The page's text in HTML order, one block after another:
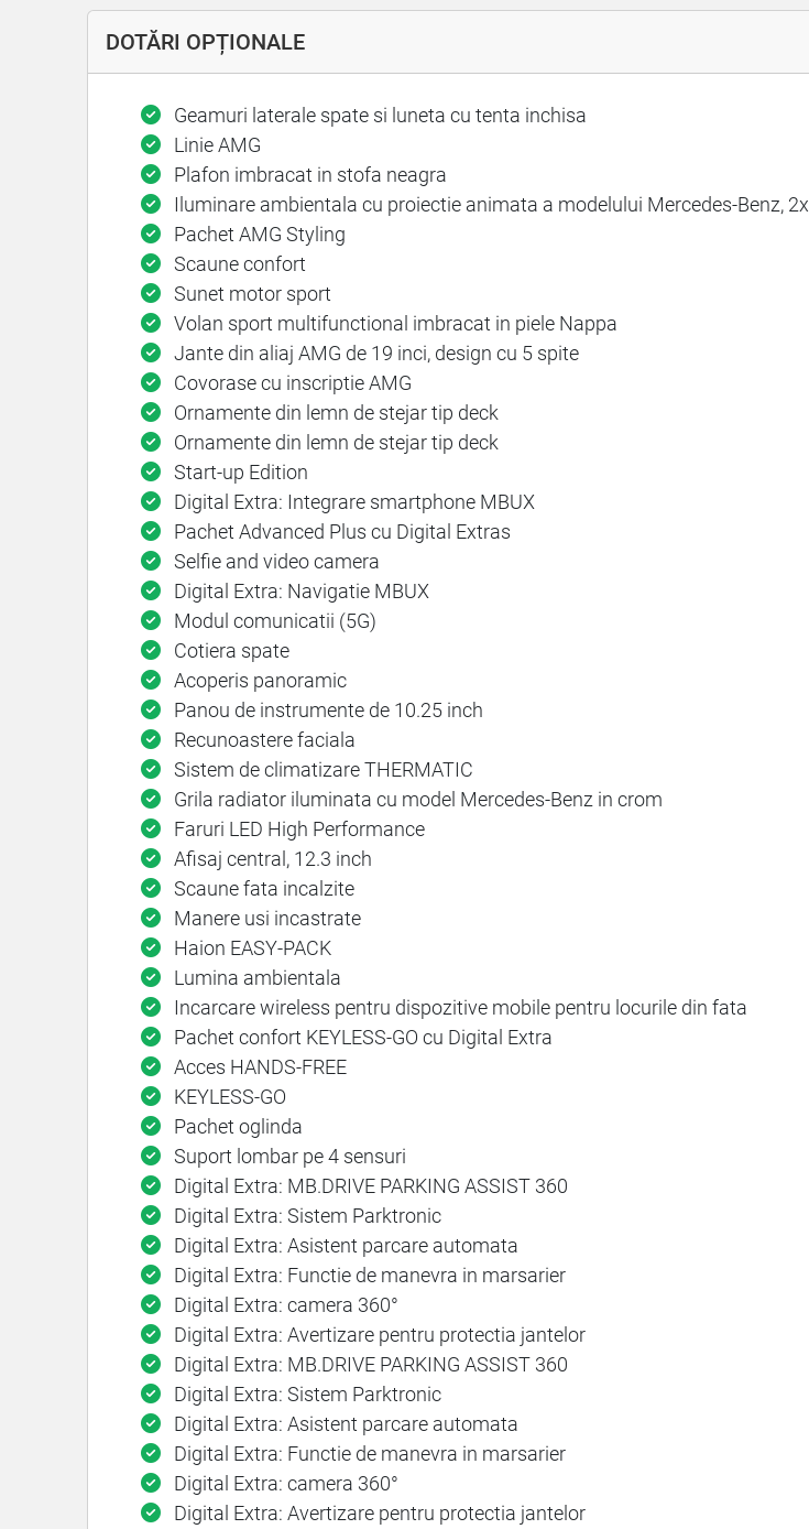
DOTĂRI OPȚIONALE
Geamuri laterale spate si luneta cu tenta inchisa
Linie AMG
Plafon imbracat in stofa neagra
Iluminare ambientala cu proiectie animata a modelului Mercedes-Benz, 2x
Pachet AMG Styling
Scaune confort
Sunet motor sport
Volan sport multifunctional imbracat in piele Nappa
Jante din aliaj AMG de 19 inci, design cu 5 spite
Covorase cu inscriptie AMG
Ornamente din lemn de stejar tip deck
Ornamente din lemn de stejar tip deck
Start-up Edition
Digital Extra: Integrare smartphone MBUX
Pachet Advanced Plus cu Digital Extras
Selfie and video camera
Digital Extra: Navigatie MBUX
Modul comunicatii (5G)
Cotiera spate
Acoperis panoramic
Panou de instrumente de 10.25 inch
Recunoastere faciala
Sistem de climatizare THERMATIC
Grila radiator iluminata cu model Mercedes-Benz in crom
Faruri LED High Performance
Afisaj central, 12.3 inch
Scaune fata incalzite
Manere usi incastrate
Haion EASY-PACK
Lumina ambientala
Incarcare wireless pentru dispozitive mobile pentru locurile din fata
Pachet confort KEYLESS-GO cu Digital Extra
Acces HANDS-FREE
KEYLESS-GO
Pachet oglinda
Suport lombar pe 4 sensuri
Digital Extra: MB.DRIVE PARKING ASSIST 360
Digital Extra: Sistem Parktronic
Digital Extra: Asistent parcare automata
Digital Extra: Functie de manevra in marsarier
Digital Extra: camera​ 360°
Digital Extra: Avertizare pentru protectia jantelor
Digital Extra: MB.DRIVE PARKING ASSIST 360
Digital Extra: Sistem Parktronic
Digital Extra: Asistent parcare automata
Digital Extra: Functie de manevra in marsarier
Digital Extra: camera​ 360°
Digital Extra: Avertizare pentru protectia jantelor